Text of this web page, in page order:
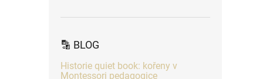
🔡 BLOG
Historie quiet book: kořeny v
Montessori pedagogice